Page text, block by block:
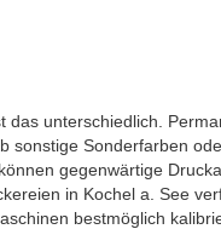
unterschiedlich.
Sonderfarben
gegenwärtige
in Kochel a. See
bestmöglich